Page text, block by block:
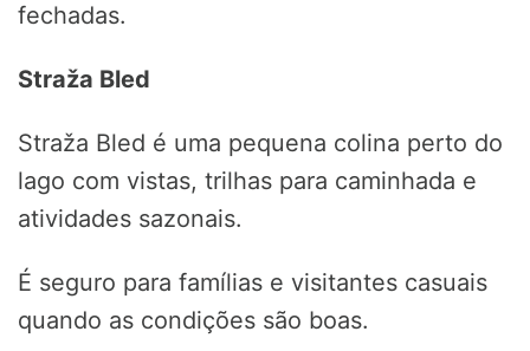
fechadas.
Straža Bled
Straža Bled é uma pequena colina perto do
lago com vistas, trilhas para caminhada e
atividades sazonais.
É seguro para famílias e visitantes casuais
quando as condições são boas.